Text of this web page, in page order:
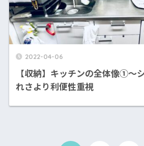
2022-04-06
【収納】キッチンの全体像①〜
れさより利便性重視